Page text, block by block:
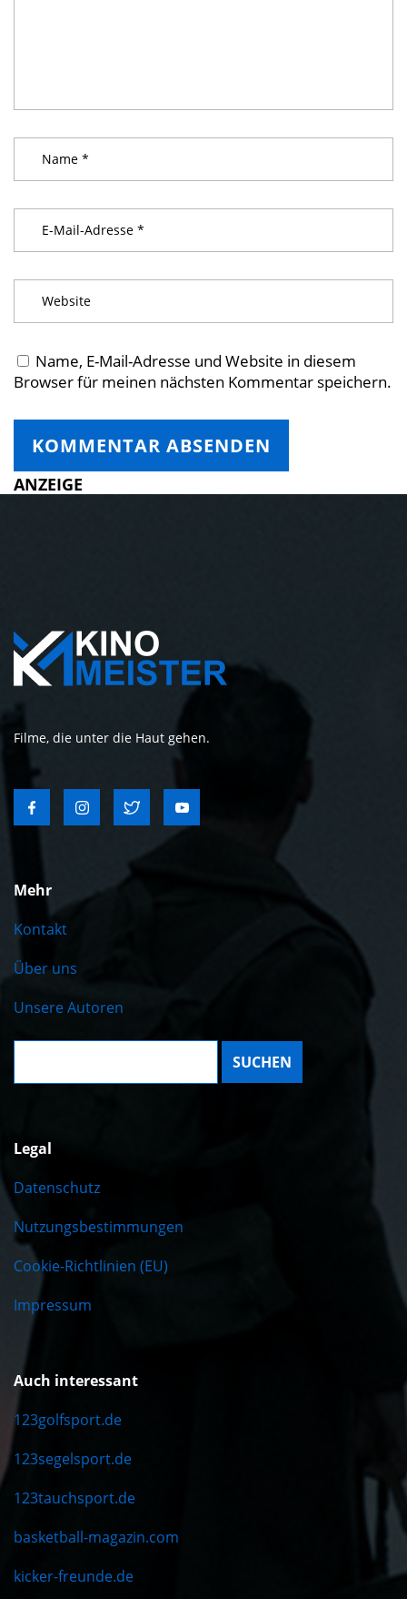
Name, E-Mail-Adresse und Website in diesem
Browser für meinen nächsten Kommentar speichern.
ANZEIGE
Filme, die unter die Haut gehen.
Mehr
Kontakt
Über uns
Unsere Autoren
Suche:
Legal
Datenschutz
Nutzungsbestimmungen
Cookie-Richtlinien (EU)
Impressum
Auch interessant
123golfsport.de
123segelsport.de
123tauchsport.de
basketball-magazin.com
kicker-freunde.de